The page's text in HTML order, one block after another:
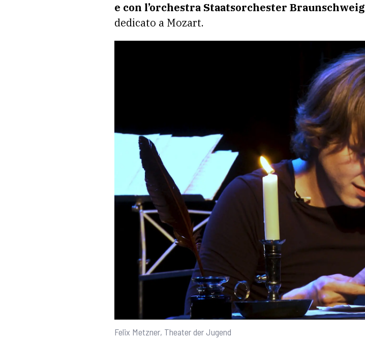
e con l’orchestra Staatsorchester Braunschweig
dedicato a Mozart.
Felix Metzner, Theater der Jugend